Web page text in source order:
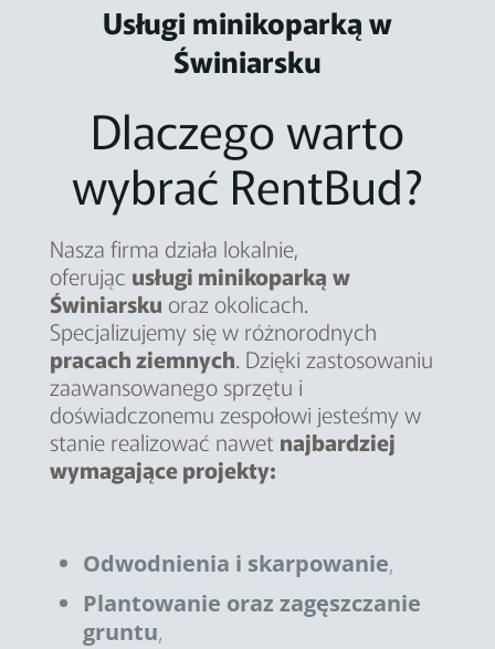
Usługi minikoparką w
Świniarsku
Dlaczego warto
wybrać RentBud?
Nasza firma działa lokalnie,
oferując usługi minikoparką w
Świniarsku oraz okolicach.
Specjalizujemy się w różnorodnych
pracach ziemnych. Dzięki zastosowaniu
zaawansowanego sprzętu i
doświadczonemu zespołowi jesteśmy w
stanie realizować nawet najbardziej
wymagające projekty:
Odwodnienia i skarpowanie,
Plantowanie oraz zagęszczanie
gruntu,